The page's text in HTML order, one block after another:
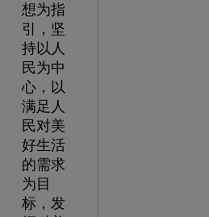
想为指
引，坚
持以人
民为中
心，以
满足人
民对美
好生活
的需求
为目
标，发